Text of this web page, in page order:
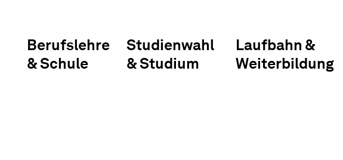
Berufslehre
& Schule
Studienwahl
& Studium
Laufbahn &
Weiterbildung